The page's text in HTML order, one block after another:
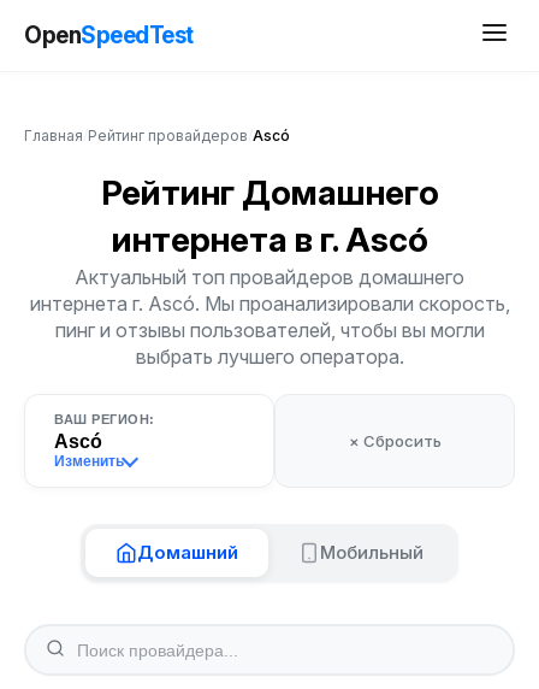
OpenSpeedTest
Главная Рейтинг провайдеров Ascó
Рейтинг Домашнего
интернета в г. Ascó
Актуальный топ провайдеров домашнего
интернета г. Ascó. Мы проанализировали скорость,
пинг и отзывы пользователей, чтобы вы могли
выбрать лучшего оператора.
ВАШ РЕГИОН:
Ascó
Изменить
× Сбросить
Домашний Мобильный